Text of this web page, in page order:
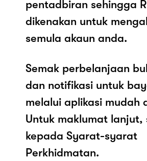
pentadbiran sehingga
dikenakan untuk
semula akaun anda.
Semak perbelanjaan
dan notifikasi untuk
melalui aplikasi mudah
Untuk maklumat lanjut,
kepada Syarat-syarat
Perkhidmatan.